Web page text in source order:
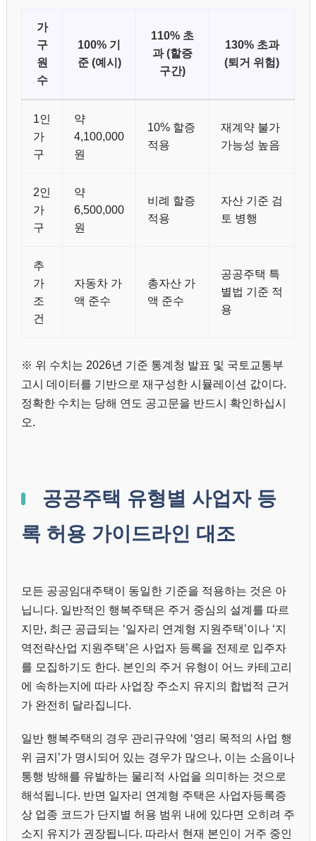
가
구
원
수
100% 기
준 (예시)
110% 초
과 (할증
구간)
130% 초과
(퇴거 위험)
1인
가
구
약
4,100,000
원
10% 할증
적용
재계약 불가
가능성 높음
2인
가
구
약
6,500,000
원
비례 할증
적용
자산 기준 검
토 병행
추
가
조
건
자동차 가
액 준수
총자산 가
액 준수
공공주택 특
별법 기준 적
용
※ 위 수치는 2026년 기준 통계청 발표 및 국토교통부
고시 데이터를 기반으로 재구성한 시뮬레이션 값이다.
정확한 수치는 당해 연도 공고문을 반드시 확인하십시
오.
공공주택 유형별 사업자 등
록 허용 가이드라인 대조
모든 공공임대주택이 동일한 기준을 적용하는 것은 아
닙니다. 일반적인 행복주택은 주거 중심의 설계를 따르
지만, 최근 공급되는 ‘일자리 연계형 지원주택’이나 ‘지
역전략산업 지원주택’은 사업자 등록을 전제로 입주자
를 모집하기도 한다. 본인의 주거 유형이 어느 카테고리
에 속하는지에 따라 사업장 주소지 유지의 합법적 근거
가 완전히 달라집니다.
일반 행복주택의 경우 관리규약에 ‘영리 목적의 사업 행
위 금지’가 명시되어 있는 경우가 많으나, 이는 소음이나
통행 방해를 유발하는 물리적 사업을 의미하는 것으로
해석됩니다. 반면 일자리 연계형 주택은 사업자등록증
상 업종 코드가 단지별 허용 범위 내에 있다면 오히려 주
소지 유지가 권장됩니다. 따라서 현재 본인이 거주 중인